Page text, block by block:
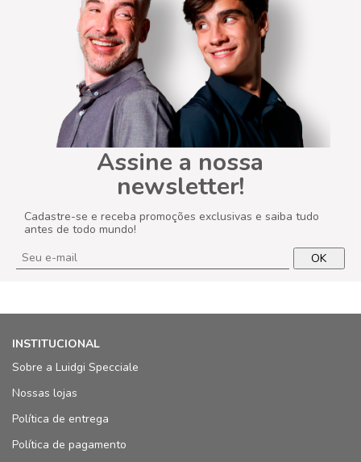
Assine a nossa
newsletter!
Cadastre-se e receba promoções exclusivas e saiba tudo
antes de todo mundo!
OK
INSTITUCIONAL
Sobre a Luidgi Specciale
Nossas lojas
Política de entrega
Política de pagamento